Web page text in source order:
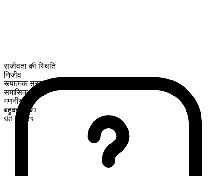
सजीवता की स्थिति
निर्जीव
रूपात्मक संरचना
समासिक
गणनीय
बहुवचन रूप
ski slopes